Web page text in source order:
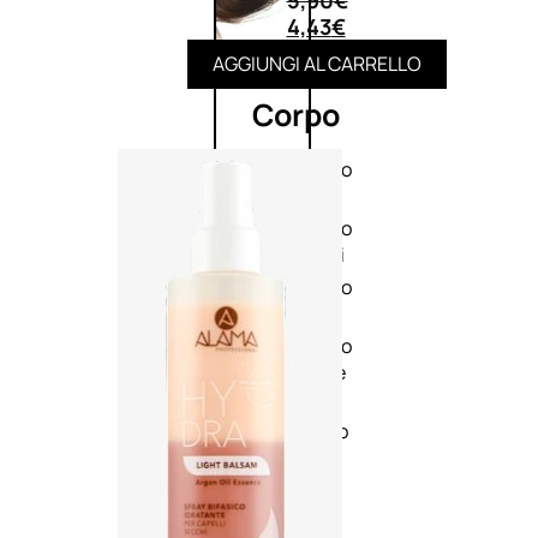
Corpo
Trattamento
Trattamento
mani e piedi
Trattamento
unghie
Trattamento
anticellulite
trattamento
corpo
4,43€
AGGIUNGI AL CARRELLO